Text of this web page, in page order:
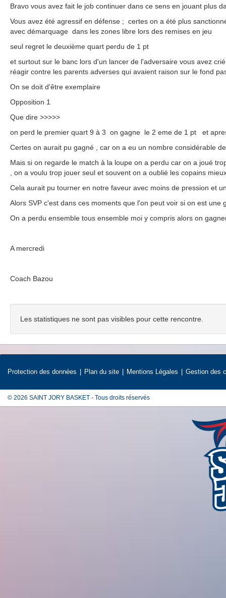
Bravo vous avez fait le job continuer dans ce sens en jouant plus
Vous avez été agressif en défense ; certes on a été plus
avec démarquage dans les zones libre lors des remises en jeu
seul regret le deuxième quart perdu de 1 pt
et surtout sur le banc lors d'un lancer de l'adversaire vous avez
réagir contre les parents adverses qui avaient raison sur le fond
On se doit d'être exemplaire
Opposition 1
Que dire >>>>>
on perd le premier quart 9 à 3 on gagne le 2 eme de 1 pt et
Certes on aurait pu gagné , car on a eu un nombre considérable
Mais si on regarde le match à la loupe on a perdu car on a joué
, on a voulu trop jouer seul et souvent on a oublié les copains
Cela aurait pu tourner en notre faveur avec moins de pression et
Alors SVP c'est dans ces moments que l'on peut voir si on est
On a perdu ensemble tous ensemble moi y compris alors on
A mercredi
Coach Bazou
Les statistiques ne sont pas visibles pour cette rencontre.
Protection des données Plan du site Mentions Légales Gestion des
© 2026 SAINT JORY BASKET - Tous droits réservés